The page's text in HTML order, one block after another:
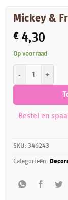
Mickey &
€ 4,30
Op voorraad
Bestel en
SKU: 346243
Categorieën: